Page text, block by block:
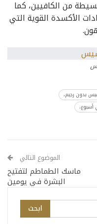
من الكافيين، كما
الأكسدة القوية التي
بدون رجيم،
الموضوع التالي
ماسك الطماطم لتفتيح
البشرة في يومين